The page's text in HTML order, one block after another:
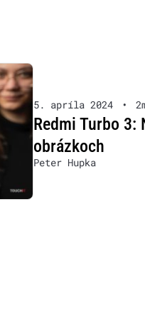
5. apríla 2024 •
Redmi Turbo 3:
obrázkoch
Peter Hupka